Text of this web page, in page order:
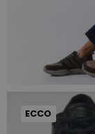
ECCO